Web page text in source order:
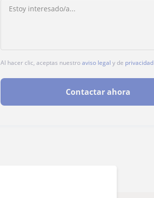
Al hacer clic, aceptas nuestroaviso legal y de privacidad
Contactar ahora